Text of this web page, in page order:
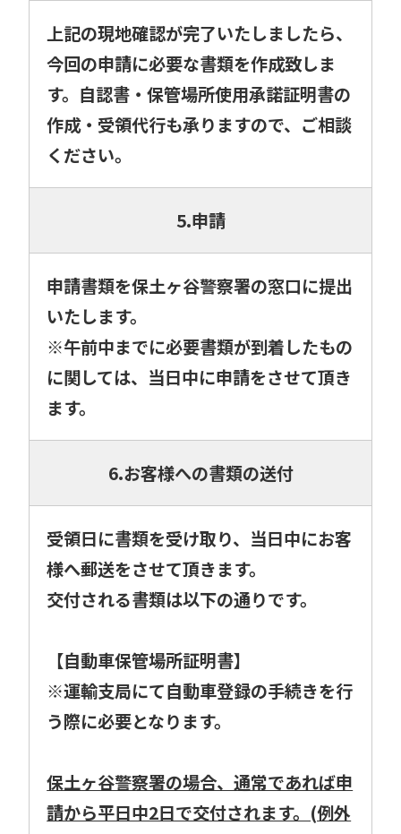
上記の現地確認が完了いたしましたら、
今回の申請に必要な書類を作成致しま
す。自認書・保管場所使用承諾証明書の
作成・受領代行も承りますので、ご相談
ください。
5.申請
申請書類を保土ヶ谷警察署の窓口に提出
いたします。
※午前中までに必要書類が到着したもの
に関しては、当日中に申請をさせて頂き
ます。
6.お客様への書類の送付
受領日に書類を受け取り、当日中にお客
様へ郵送をさせて頂きます。
交付される書類は以下の通りです。
【自動車保管場所証明書】
※運輸支局にて自動車登録の手続きを行
う際に必要となります。
保土ヶ谷警察署の場合、通常であれば申
請から平日中2日で交付されます。(例外